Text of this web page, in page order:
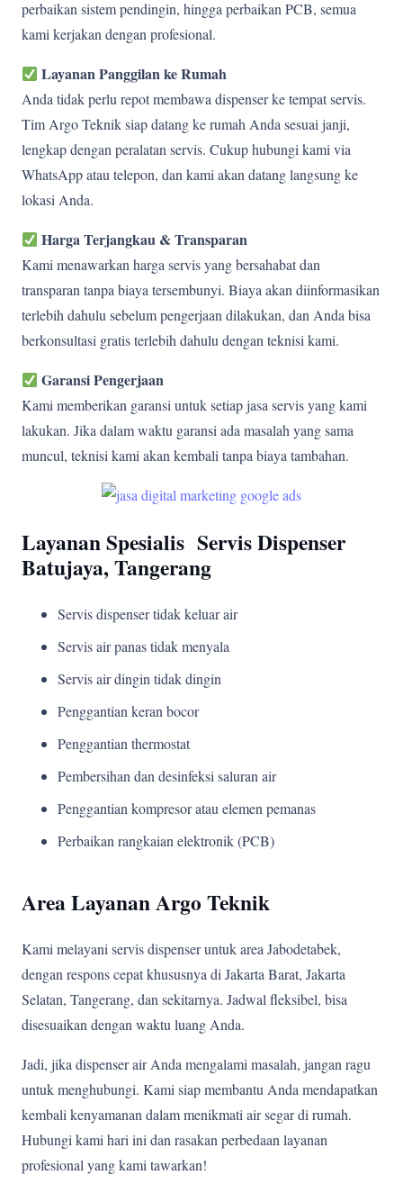
perbaikan sistem pendingin, hingga perbaikan PCB, semua
kami kerjakan dengan profesional.
Layanan Panggilan ke Rumah
Anda tidak perlu repot membawa dispenser ke tempat servis.
Tim Argo Teknik siap datang ke rumah Anda sesuai janji,
lengkap dengan peralatan servis. Cukup hubungi kami via
WhatsApp atau telepon, dan kami akan datang langsung ke
lokasi Anda.
Harga Terjangkau & Transparan
Kami menawarkan harga servis yang bersahabat dan
transparan tanpa biaya tersembunyi. Biaya akan diinformasikan
terlebih dahulu sebelum pengerjaan dilakukan, dan Anda bisa
berkonsultasi gratis terlebih dahulu dengan teknisi kami.
Garansi Pengerjaan
Kami memberikan garansi untuk setiap jasa servis yang kami
lakukan. Jika dalam waktu garansi ada masalah yang sama
muncul, teknisi kami akan kembali tanpa biaya tambahan.
Layanan Spesialis Servis Dispenser
Batujaya, Tangerang
Servis dispenser tidak keluar air
Servis air panas tidak menyala
Servis air dingin tidak dingin
Penggantian keran bocor
Penggantian thermostat
Pembersihan dan desinfeksi saluran air
Penggantian kompresor atau elemen pemanas
Perbaikan rangkaian elektronik (PCB)
Area Layanan Argo Teknik
Kami melayani servis dispenser untuk area Jabodetabek,
dengan respons cepat khususnya di Jakarta Barat, Jakarta
Selatan, Tangerang, dan sekitarnya. Jadwal fleksibel, bisa
disesuaikan dengan waktu luang Anda.
Jadi, jika dispenser air Anda mengalami masalah, jangan ragu
untuk menghubungi. Kami siap membantu Anda mendapatkan
kembali kenyamanan dalam menikmati air segar di rumah.
Hubungi kami hari ini dan rasakan perbedaan layanan
profesional yang kami tawarkan!